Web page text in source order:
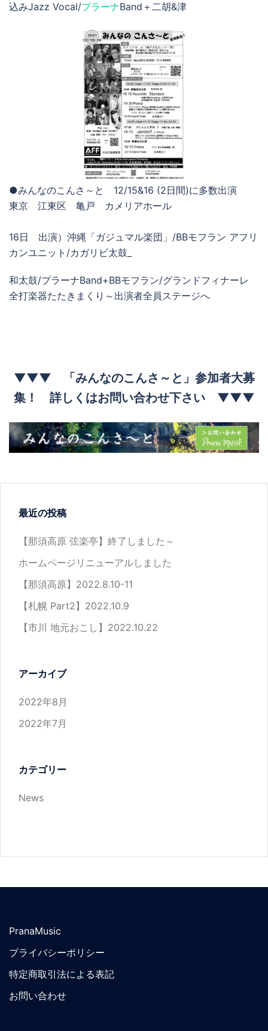
込みJazz Vocal/プラーナBand＋二胡&津
●みんなのこんさ～と 12/15&16 (2日間)に多数出演
東京 江東区 亀戸 カメリアホール
16日 出演）沖縄「ガジュマル楽団」/BBモフラン アフリ
カンユニット/カガリビ太鼓_
和太鼓/プラーナBand+BBモフラン/グランドフィナーレ
全打楽器たたきまくり～出演者全員ステージへ
▼▼▼ 「みんなのこんさ～と」参加者大募
集！ 詳しくはお問い合わせ下さい ▼▼▼
最近の投稿
【那須高原 弦楽亭】終了しました～
ホームページリニューアルしました
【那須高原】2022.8.10-11
【札幌 Part2】2022.10.9
【市川 地元おこし】2022.10.22
アーカイブ
2022年8月
2022年7月
カテゴリー
News
PranaMusic
プライバシーポリシー
特定商取引法による表記
お問い合わせ